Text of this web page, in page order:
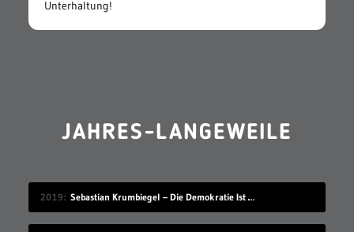
Unterhaltung!
JAHRES-LANGEWEILE
2019 Sebastian Krumbiegel – Die Demokratie Ist Weiblich